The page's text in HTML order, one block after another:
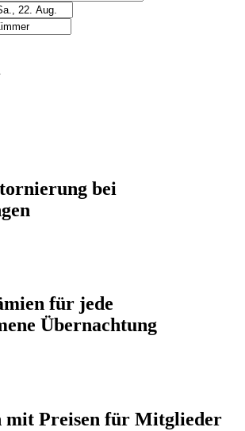
bei
für jede
Übernachtung
mit Preisen für Mitglieder